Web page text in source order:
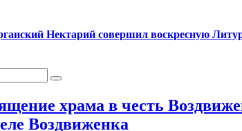
Нектарий совершил воскресную
храма в честь
Воздвиженка